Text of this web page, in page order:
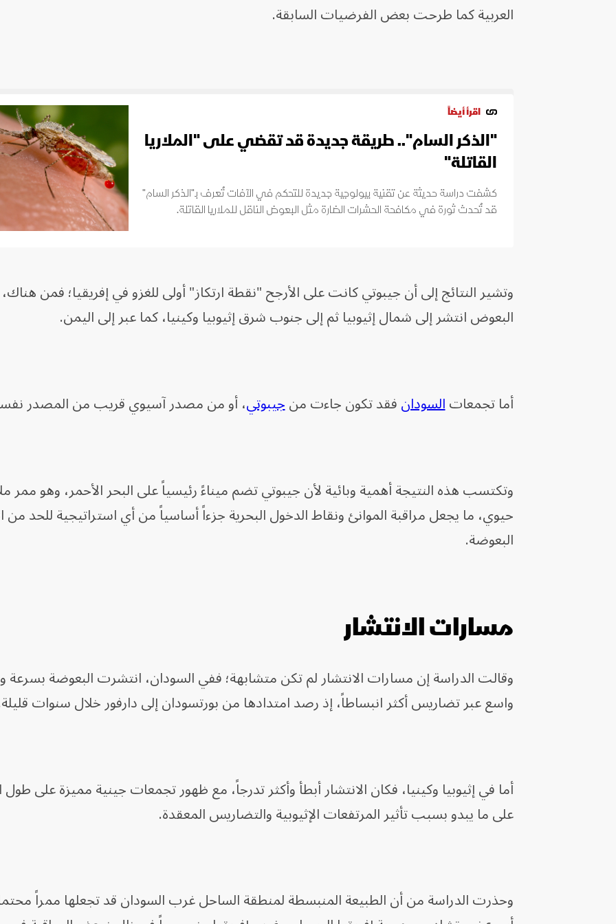
العربية كما طرحت بعض الفرضيات السابقة.
اقرأ أيضاً
"الذكر السام".. طريقة جديدة قد تقضي على "الملاريا
القاتلة"
كشفت دراسة حديثة عن تقنية بيولوجية جديدة للتحكم في الآفات تُعرف بـ"الذكر السام"
قد تُحدث ثورة في مكافحة الحشرات الضارة مثل البعوض الناقل للملاريا القاتلة.
وتشير النتائج إلى أن جيبوتي كانت على الأرجح "نقطة ارتكاز" أولى للغزو في إفريقيا؛ فمن
البعوض انتشر إلى شمال إثيوبيا ثم إلى جنوب شرق إثيوبيا وكينيا، كما عبر إلى اليمن.
أما تجمعاتالسودانفقد تكون جاءت منجيبوتي، أو من مصدر آسيوي قريب من المصدر
وتكتسب هذه النتيجة أهمية وبائية لأن جيبوتي تضم ميناءً رئيسياً على البحر الأحمر، وهو ممر
حيوي، ما يجعل مراقبة الموانئ ونقاط الدخول البحرية جزءاً أساسياً من أي استراتيجية للحد من
البعوضة.
مسارات الانتشار
وقالت الدراسة إن مسارات الانتشار لم تكن متشابهة؛ ففي السودان، انتشرت البعوضة
واسع عبر تضاريس أكثر انبساطاً، إذ رصد امتدادها من بورتسودان إلى دارفور خلال سنوات
أما في إثيوبيا وكينيا، فكان الانتشار أبطأ وأكثر تدرجاً، مع ظهور تجمعات جينية مميزة على طول
على ما يبدو بسبب تأثير المرتفعات الإثيوبية والتضاريس المعقدة.
وحذرت الدراسة من أن الطبيعة المنبسطة لمنطقة الساحل غرب السودان قد تجعلها ممراً